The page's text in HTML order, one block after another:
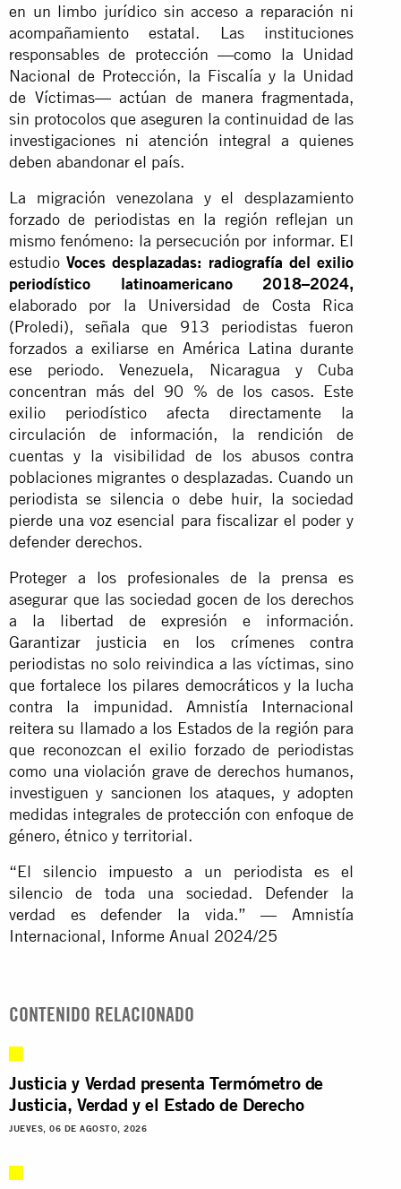
en un limbo jurídico sin acceso a reparación ni
acompañamiento estatal. Las instituciones
responsables de protección —como la Unidad
Nacional de Protección, la Fiscalía y la Unidad
de Víctimas— actúan de manera fragmentada,
sin protocolos que aseguren la continuidad de las
investigaciones ni atención integral a quienes
deben abandonar el país.
La migración venezolana y el desplazamiento
forzado de periodistas en la región reflejan un
mismo fenómeno: la persecución por informar. El
estudio Voces desplazadas: radiografía del exilio
periodístico latinoamericano 2018–2024,
elaborado por la Universidad de Costa Rica
(Proledi), señala que 913 periodistas fueron
forzados a exiliarse en América Latina durante
ese periodo. Venezuela, Nicaragua y Cuba
concentran más del 90 % de los casos. Este
exilio periodístico afecta directamente la
circulación de información, la rendición de
cuentas y la visibilidad de los abusos contra
poblaciones migrantes o desplazadas. Cuando un
periodista se silencia o debe huir, la sociedad
pierde una voz esencial para fiscalizar el poder y
defender derechos.
Proteger a los profesionales de la prensa es
asegurar que las sociedad gocen de los derechos
a la libertad de expresión e información.
Garantizar justicia en los crímenes contra
periodistas no solo reivindica a las víctimas, sino
que fortalece los pilares democráticos y la lucha
contra la impunidad. Amnistía Internacional
reitera su llamado a los Estados de la región para
que reconozcan el exilio forzado de periodistas
como una violación grave de derechos humanos,
investiguen y sancionen los ataques, y adopten
medidas integrales de protección con enfoque de
género, étnico y territorial.
“El silencio impuesto a un periodista es el
silencio de toda una sociedad. Defender la
verdad es defender la vida.” — Amnistía
Internacional, Informe Anual 2024/25
CONTENIDO RELACIONADO
Justicia y Verdad presenta Termómetro de
Justicia, Verdad y el Estado de Derecho
JUEVES, 06 DE AGOSTO, 2026